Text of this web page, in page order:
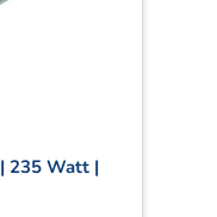
235 Watt |